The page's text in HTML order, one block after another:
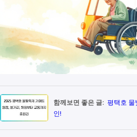
함께보면 좋은 글: 평택호 물
인!